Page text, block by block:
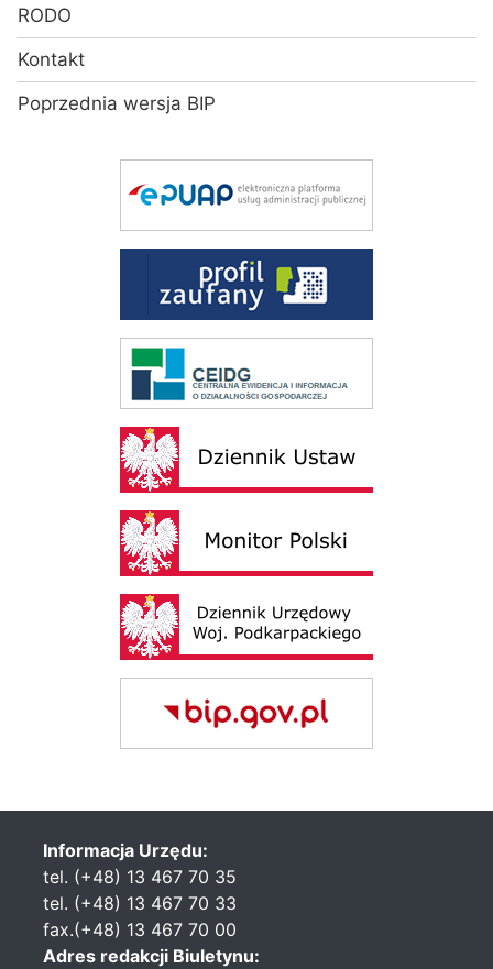
RODO
Kontakt
Poprzednia wersja BIP
Informacja Urzędu:
tel. (+48) 13 467 70 35
tel. (+48) 13 467 70 33
fax.(+48) 13 467 70 00
Adres redakcji Biuletynu: